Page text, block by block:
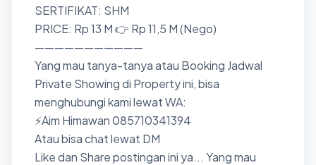
SERTIFIKAT: SHM
PRICE: Rp 13 M 👉 Rp 11,5 M (Nego)
———————————
Yang mau tanya-tanya atau Booking Jadwal
Private Showing di Property ini, bisa
menghubungi kami lewat WA:
⚡Aim Himawan 085710341394
Atau bisa chat lewat DM
Like dan Share postingan ini ya... Yang mau